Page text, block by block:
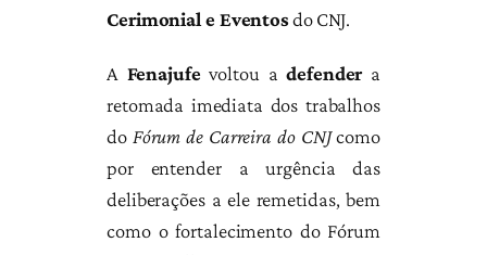
Cerimonial e Eventosdo CNJ.
A Fenajufe voltou adefendera
retomada imediata dos trabalhos
do Fórum de Carreira do CNJcomo
por entender a urgência das
deliberações a ele remetidas, bem
como o fortalecimento do Fórum